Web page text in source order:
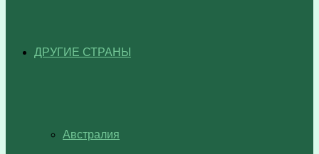
ДРУГИЕ СТРАНЫ
Австралия